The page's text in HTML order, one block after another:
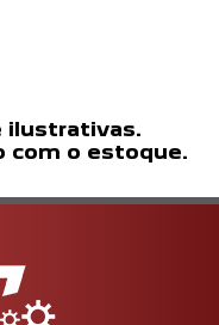
ilustrativas.
com o estoque.